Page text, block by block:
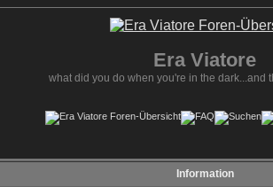
Era Viatore
what did you do when you're in the dark...and
Information